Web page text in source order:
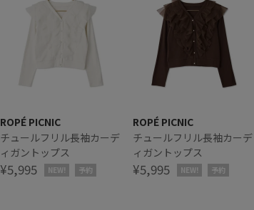
ROPÉ PICNIC
チュールフリル長袖カーデ
ィガントップス
¥5,995 NEW! 予約
ROPÉ PICNIC
チュールフリル長袖カーデ
ィガントップス
¥5,995 NEW! 予約